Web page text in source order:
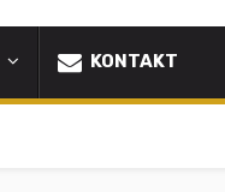
KONTAKT